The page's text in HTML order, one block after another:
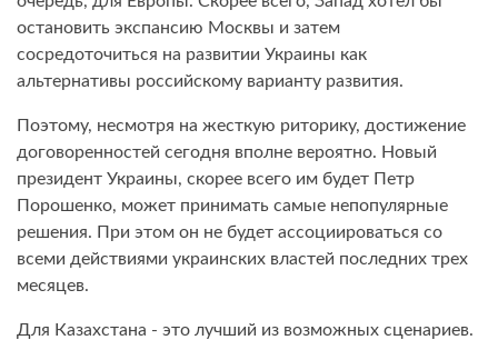
остановить экспансию Москвы и затем
сосредоточиться на развитии Украины как
альтернативы российскому варианту развития.
Поэтому, несмотря на жесткую риторику, достижение
договоренностей сегодня вполне вероятно. Новый
президент Украины, скорее всего им будет Петр
Порошенко, может принимать самые непопулярные
решения. При этом он не будет ассоциироваться со
всеми действиями украинских властей последних трех
месяцев.
Для Казахстана - это лучший из возможных сценариев.